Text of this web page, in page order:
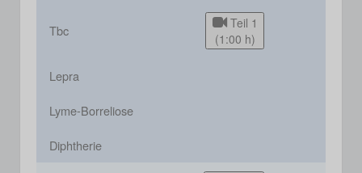
Tbc
Teil 1
(1:00 h)
Lepra
Lyme-Borreliose
Diphtherie